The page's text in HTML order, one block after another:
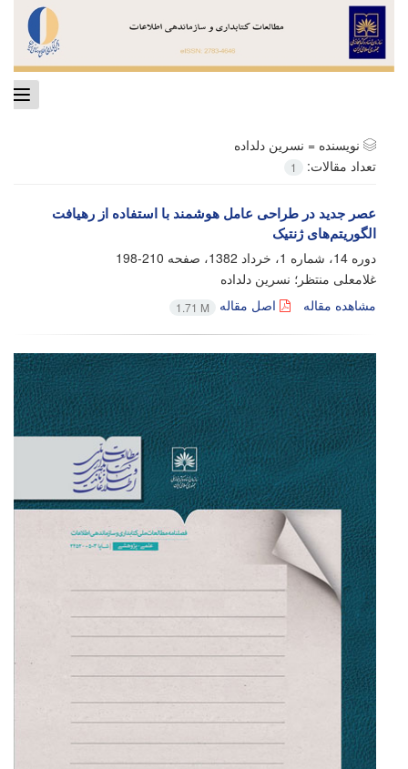
نویسنده = نسرین دلداده
تعداد مقالات:
1
عصر جدید در طراحی عامل هوشمند با استفاده از رهیافت
الگوریتم‌های ژنتیک
دوره 14، شماره 1، خرداد 1382، صفحه
210-198
غلامعلی منتظر؛ نسرین دلداده
مشاهده مقاله
اصل مقاله 1.71 M